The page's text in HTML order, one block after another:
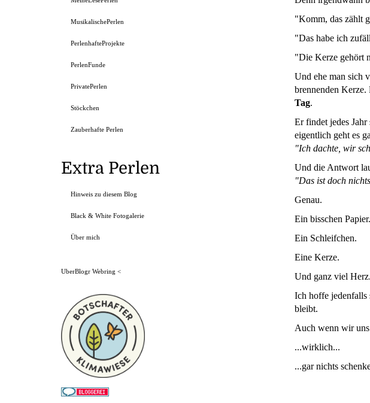
"Komm, das zählt
"Das habe ich
"Die Kerze gehört
Und ehe man sich
brennenden
Tag.
Er findet jedes
eigentlich geht es
"Ich dachte, wir
Und die Antwort
"Das ist doch
Genau.
Ein bisschen Papier.
Ein Schleifchen.
Eine Kerze.
Und ganz viel Herz.
Ich hoffe jedenfalls
bleibt.
Auch wenn wir
...wirklich...
...gar nichts
MusikalischePerlen
PerlenhafteProjekte
PerlenFunde
PrivatePerlen
Stöckchen
Zauberhafte Perlen
Extra Perlen
Hinweis zu diesem Blog
Black & White Fotogalerie
Über mich
UberBlogr Webring <